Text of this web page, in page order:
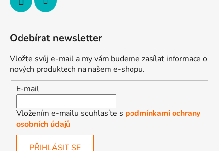
Odebírat newsletter
Vložte svůj e-mail a my vám budeme zasílat informace o
nových produktech na našem e-shopu.
E-mail
Vložením e-mailu souhlasíte s podmínkami ochrany
osobních údajů
PŘIHLÁSIT SE